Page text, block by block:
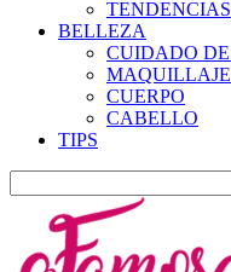
TENDENCIAS
BELLEZA
CUIDADO
MAQUILLAJE
CUERPO
CABELLO
TIPS